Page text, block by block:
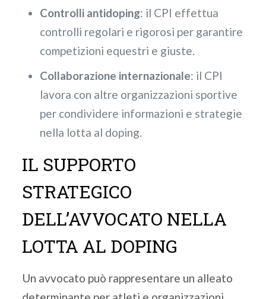
Controlli antidoping: il CPI effettua
controlli regolari e rigorosi per garantire
competizioni equestri e giuste.
Collaborazione internazionale: il CPI
lavora con altre organizzazioni sportive
per condividere informazioni e strategie
nella lotta al doping.
IL SUPPORTO
STRATEGICO
DELL’AVVOCATO NELLA
LOTTA AL DOPING
Un avvocato può rappresentare un alleato